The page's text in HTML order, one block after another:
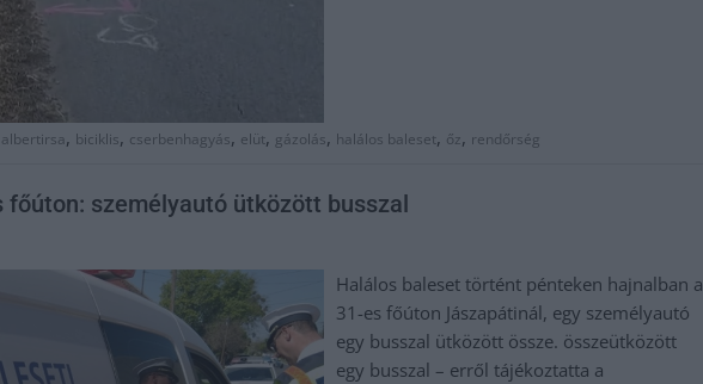
albertirsa, biciklis, cserbenhagyás, elüt, gázolás, halálos baleset, őz, rendőrség
személyautó ütközött busszal
Halálos baleset történt pénteken hajnalban a
31-es főúton Jászapátinál, egy személyautó
egy busszal ütközött össze. összeütközött
egy busszal – erről tájékoztatta a